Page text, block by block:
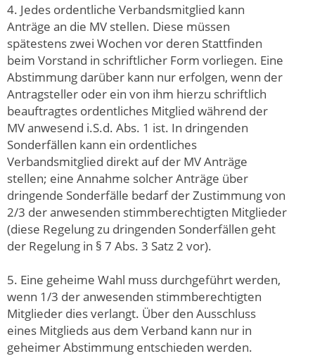
4. Jedes ordentliche Verbandsmitglied kann
Anträge an die MV stellen. Diese müssen
spätestens zwei Wochen vor deren Stattfinden
beim Vorstand in schriftlicher Form vorliegen. Eine
Abstimmung darüber kann nur erfolgen, wenn der
Antragsteller oder ein von ihm hierzu schriftlich
beauftragtes ordentliches Mitglied während der
MV anwesend i.S.d. Abs. 1 ist. In dringenden
Sonderfällen kann ein ordentliches
Verbandsmitglied direkt auf der MV Anträge
stellen; eine Annahme solcher Anträge über
dringende Sonderfälle bedarf der Zustimmung von
2/3 der anwesenden stimmberechtigten Mitglieder
(diese Regelung zu dringenden Sonderfällen geht
der Regelung in § 7 Abs. 3 Satz 2 vor).
5. Eine geheime Wahl muss durchgeführt werden,
wenn 1/3 der anwesenden stimmberechtigten
Mitglieder dies verlangt. Über den Ausschluss
eines Mitglieds aus dem Verband kann nur in
geheimer Abstimmung entschieden werden.